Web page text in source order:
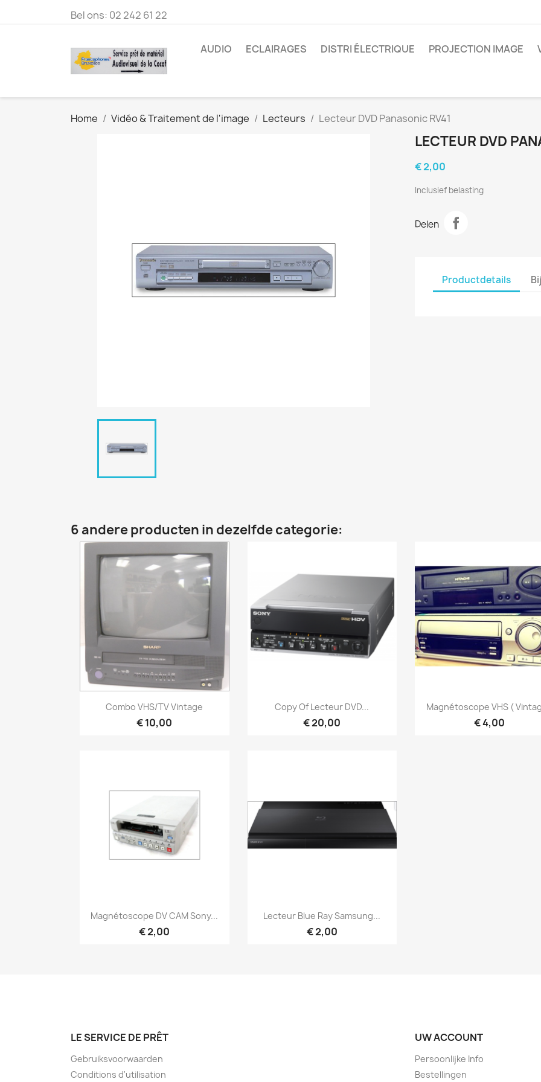
Bel ons: 02 242 61 22
AUDIO ECLAIRAGES DISTRI ÉLECTRIQUE PROJECTION IMAGE
Home Vidéo & Traitement de l'image Lecteurs Lecteur DVD Panasonic RV41
LECTEUR DVD
€ 2,00
Inclusief belasting
Delen
Productdetails
6 andere producten in dezelfde categorie:
Snel bekijken
Combo VHS/TV Vintage
€ 10,00
Snel bekijken
Copy Of Lecteur DVD...
€ 20,00
Snel bekijken
Magnétoscope VHS (
€ 4,00
Snel bekijken
Magnétoscope DV CAM Sony...
€ 2,00
Snel bekijken
Lecteur Blue Ray Samsung...
€ 2,00
LE SERVICE DE PRÊT
Gebruiksvoorwaarden
Conditions d'utilisation
UW ACCOUNT
Persoonlijke Info
Bestellingen